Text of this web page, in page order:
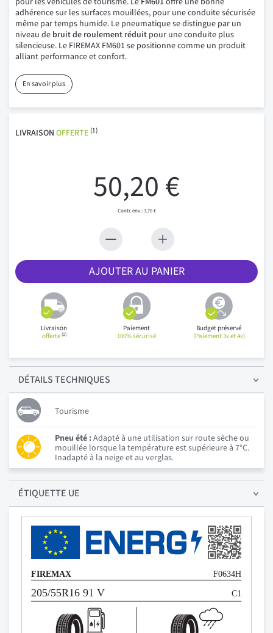
adhérence sur les surfaces mouillées, pour une conduite sécurisée
même par temps humide. Le pneumatique se distingue par un
niveau de bruit de roulement réduit pour une conduite plus
silencieuse. Le FIREMAX FM601 se positionne comme un produit
alliant performance et confort.
En savoir plus
LIVRAISON OFFERTE (1)
50,20 €
3,76 €
AJOUTER AU PANIER
Livraison
offerte(1)
Paiement
100% sécurisé
Budget préservé
(Paiement 3x et 4x)
DÉTAILSTECHNIQUES
Tourisme
Pneu été :Adapté à une utilisation sur route sèche ou
mouillée lorsque la température est supérieure à 7°C.
Inadapté à la neige et au verglas.
ÉTIQUETTE UE